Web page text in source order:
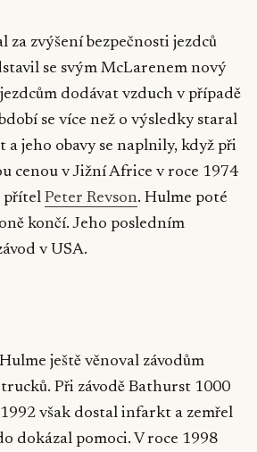
za zvýšení bezpečnosti jezdců
se svým McLarenem nový
dodávat vzduch v případě
se více než o výsledky staral
a jeho obavy se naplnily, když při
cenou v Jižní Africe v roce 1974
přítel Peter Revson. Hulme poté
končí. Jeho posledním
v USA.
ještě věnoval závodům
Při závodě Bathurst 1000
však dostal infarkt a zemřel
dokázal pomoci. V roce 1998